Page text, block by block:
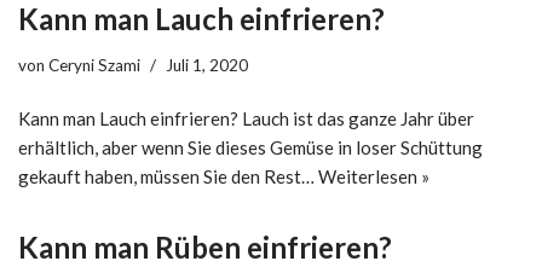
Kann man Lauch einfrieren?
von Ceryni Szami Juli 1, 2020
Kann man Lauch einfrieren? Lauch ist das ganze Jahr über
erhältlich, aber wenn Sie dieses Gemüse in loser Schüttung
gekauft haben, müssen Sie den Rest… Weiterlesen »
Kann man Rüben einfrieren?